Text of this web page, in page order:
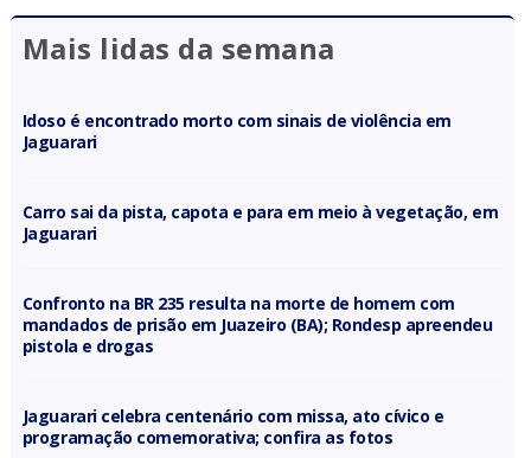
Mais lidas da semana
Idoso é encontrado morto com sinais de violência em
Jaguarari
Carro sai da pista, capota e para em meio à vegetação, em
Jaguarari
Confronto na BR 235 resulta na morte de homem com
mandados de prisão em Juazeiro (BA); Rondesp apreendeu
pistola e drogas
Jaguarari celebra centenário com missa, ato cívico e
programação comemorativa; confira as fotos